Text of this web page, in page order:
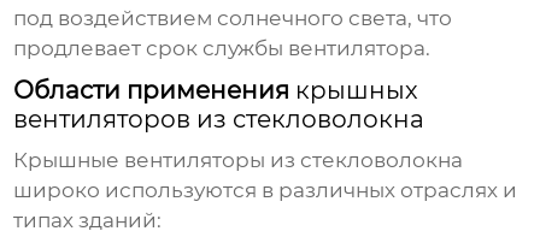
под воздействием солнечного света, что
продлевает срок службы вентилятора.
Области применения крышных
вентиляторов из стекловолокна
Крышные вентиляторы из стекловолокна
широко используются в различных отраслях и
типах зданий: